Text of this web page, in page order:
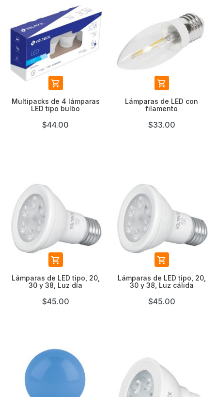

Multipacks de 4 lámparas
LED tipo bulbo
$44.00

Lámparas de LED con
filamento
$33.00

Lámparas de LED tipo, 20,
30 y 38, Luz día
$45.00

Lámparas de LED tipo, 20,
30 y 38, Luz cálida
$45.00